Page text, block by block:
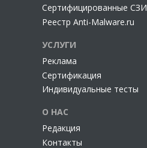
Сертифицированные СЗИ
Реестр Anti-Malware.ru
УСЛУГИ
Реклама
Сертификация
Индивидуальные тесты
О НАС
Редакция
Контакты